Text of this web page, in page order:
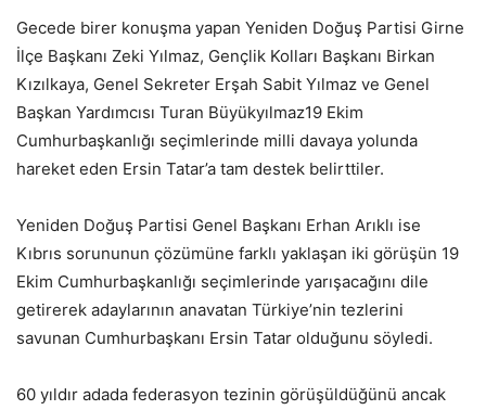
Gecede birer konuşma yapan Yeniden Doğuş Partisi Girne
İlçe Başkanı Zeki Yılmaz, Gençlik Kolları Başkanı Birkan
Kızılkaya, Genel Sekreter Erşah Sabit Yılmaz ve Genel
Başkan Yardımcısı Turan Büyükyılmaz19 Ekim
Cumhurbaşkanlığı seçimlerinde milli davaya yolunda
hareket eden Ersin Tatar’a tam destek belirttiler.
Yeniden Doğuş Partisi Genel Başkanı Erhan Arıklı ise
Kıbrıs sorununun çözümüne farklı yaklaşan iki görüşün 19
Ekim Cumhurbaşkanlığı seçimlerinde yarışacağını dile
getirerek adaylarının anavatan Türkiye’nin tezlerini
savunan Cumhurbaşkanı Ersin Tatar olduğunu söyledi.
60 yıldır adada federasyon tezinin görüşüldüğünü ancak